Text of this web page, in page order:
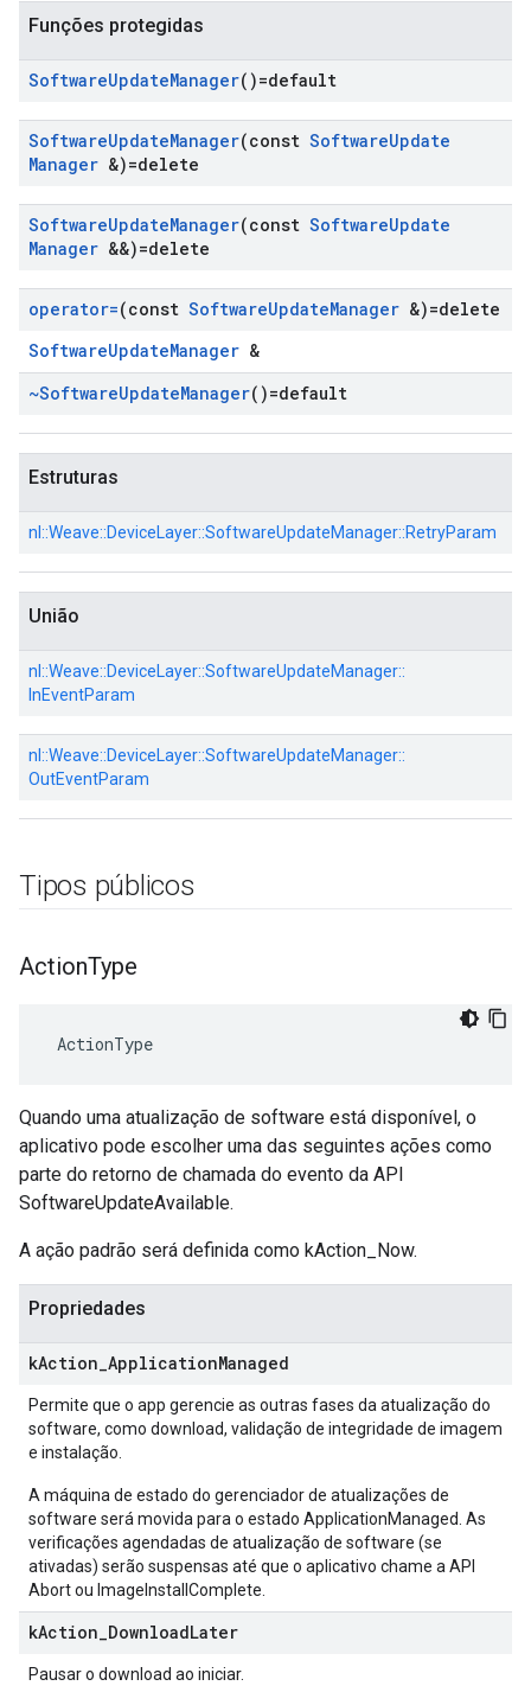
Funções protegidas
SoftwareUpdateManager()=default
SoftwareUpdateManager(const SoftwareUpdate
Manager &)=delete
SoftwareUpdateManager(const SoftwareUpdate
Manager &&)=delete
operator=(const SoftwareUpdateManager &)=delete
SoftwareUpdateManager &
~SoftwareUpdateManager()=default
Estruturas
nl::Weave::DeviceLayer::SoftwareUpdateManager::RetryParam
União
nl::Weave::DeviceLayer::SoftwareUpdateManager::
InEventParam
nl::Weave::DeviceLayer::SoftwareUpdateManager::
OutEventParam
Tipos públicos
ActionType
ActionType
Quando uma atualização de software está disponível, o
aplicativo pode escolher uma das seguintes ações como
parte do retorno de chamada do evento da API
SoftwareUpdateAvailable.
A ação padrão será definida como kAction_Now.
Propriedades
kAction ApplicationManaged
Permite que o app gerencie as outras fases da atualização do
software, como download, validação de integridade de imagem
e instalação.
A máquina de estado do gerenciador de atualizações de
software será movida para o estado ApplicationManaged. As
verificações agendadas de atualização de software (se
ativadas) serão suspensas até que o aplicativo chame a API
Abort ou ImageInstallComplete.
kAction DownloadLater
Pausar o download ao iniciar.